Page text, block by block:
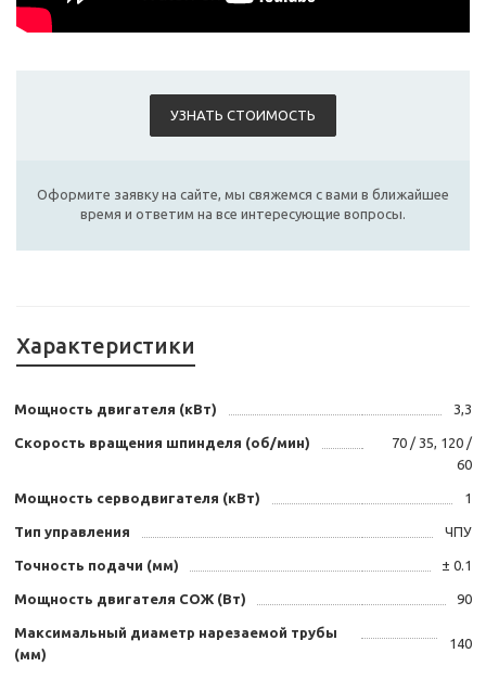
УЗНАТЬ СТОИМОСТЬ
Оформите заявку на сайте, мы свяжемся с вами в ближайшее
время и ответим на все интересующие вопросы.
Характеристики
Мощность двигателя (кВт) 3,3
Скорость вращения шпинделя (об/мин)
70 / 35, 120 /
60
Мощность серводвигателя (кВт) 1
Тип управления ЧПУ
Точность подачи (мм) ± 0.1
Мощность двигателя СОЖ (Вт) 90
Максимальный диаметр нарезаемой трубы
(мм)
140